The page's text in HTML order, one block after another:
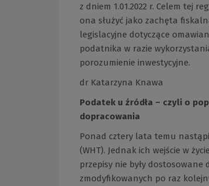
z dniem 1.01.2022 r. Celem tej
ona służyć jako zachęta
legislacyjne dotyczące
podatnika w razie
porozumienie inwestycyjne.
dr Katarzyna Knawa
Podatek u źródła – czyli o
dopracowania
Ponad cztery lata temu
(WHT). Jednak ich wejście w
przepisy nie były
zmodyfikowanych po raz